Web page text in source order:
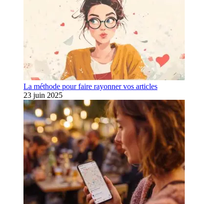
La méthode pour faire rayonner vos articles
23 juin 2025